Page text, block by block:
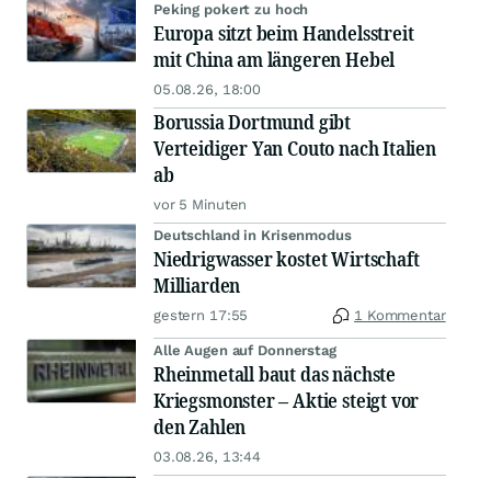
Peking pokert zu hoch
Europa sitzt beim Handelsstreit
mit China am längeren Hebel
05.08.26, 18:00
Borussia Dortmund gibt
Verteidiger Yan Couto nach Italien
ab
vor 5 Minuten
Deutschland in Krisenmodus
Niedrigwasser kostet Wirtschaft
Milliarden
gestern 17:55 1 Kommentar
Alle Augen auf Donnerstag
Rheinmetall baut das nächste
Kriegsmonster – Aktie steigt vor
den Zahlen
03.08.26, 13:44